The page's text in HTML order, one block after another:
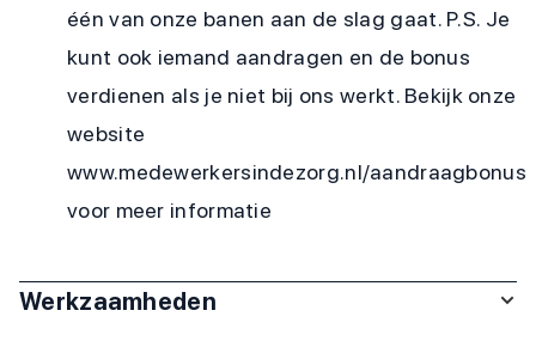
één van onze banen aan de slag gaat. P.S. Je
kunt ook iemand aandragen en de bonus
verdienen als je niet bij ons werkt. Bekijk onze
website
www.medewerkersindezorg.nl/aandraagbonus
voor meer informatie
Werkzaamheden